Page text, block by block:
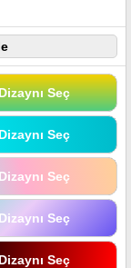
Seç
Seç
Seç
Seç
Seç